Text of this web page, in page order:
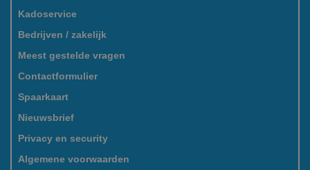
Kadoservice
Bedrijven / zakelijk
Meest gestelde vragen
Contactformulier
Spaarkaart
Nieuwsbrief
Privacy en security
Algemene voorwaarden